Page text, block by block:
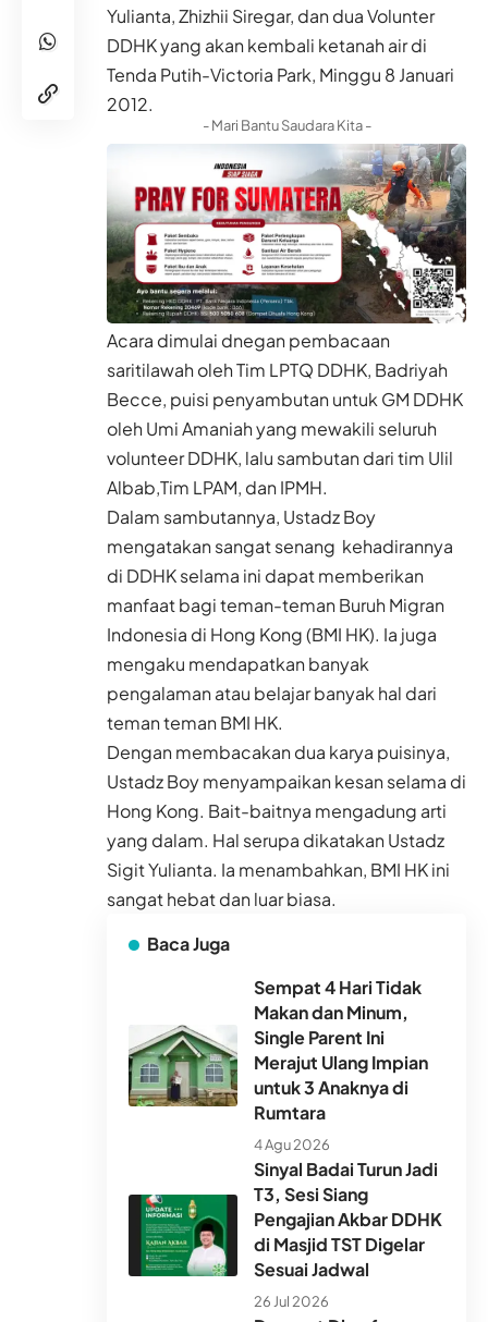
Yulianta, Zhizhii Siregar, dan dua Volunter
DDHK yang akan kembali ketanah air di
Tenda Putih-Victoria Park, Minggu 8 Januari
2012.
- Mari Bantu Saudara Kita -
Acara dimulai dnegan pembacaan
saritilawah oleh Tim LPTQ DDHK, Badriyah
Becce, puisi penyambutan untuk GM DDHK
oleh Umi Amaniah yang mewakili seluruh
volunteer DDHK, lalu sambutan dari tim Ulil
Albab,Tim LPAM, dan IPMH.
Dalam sambutannya, Ustadz Boy
mengatakan sangat senang kehadirannya
di DDHK selama ini dapat memberikan
manfaat bagi teman-teman Buruh Migran
Indonesia di Hong Kong (BMI HK). Ia juga
mengaku mendapatkan banyak
pengalaman atau belajar banyak hal dari
teman teman BMI HK.
Dengan membacakan dua karya puisinya,
Ustadz Boy menyampaikan kesan selama di
Hong Kong. Bait-baitnya mengadung arti
yang dalam. Hal serupa dikatakan Ustadz
Sigit Yulianta. Ia menambahkan, BMI HK ini
sangat hebat dan luar biasa.
Baca Juga
Sempat 4 Hari Tidak
Makan dan Minum,
Single Parent Ini
Merajut Ulang Impian
untuk 3 Anaknya di
Rumtara
4 Agu 2026
Sinyal Badai Turun Jadi
T3, Sesi Siang
Pengajian Akbar DDHK
di Masjid TST Digelar
Sesuai Jadwal
26 Jul 2026